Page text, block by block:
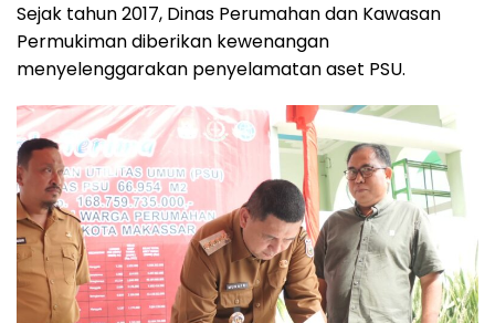
Sejak tahun 2017, Dinas Perumahan dan Kawasan
Permukiman diberikan kewenangan
menyelenggarakan penyelamatan aset PSU.